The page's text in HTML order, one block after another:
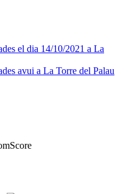
el dia 14/10/2021 a La
avui a La Torre del Palau